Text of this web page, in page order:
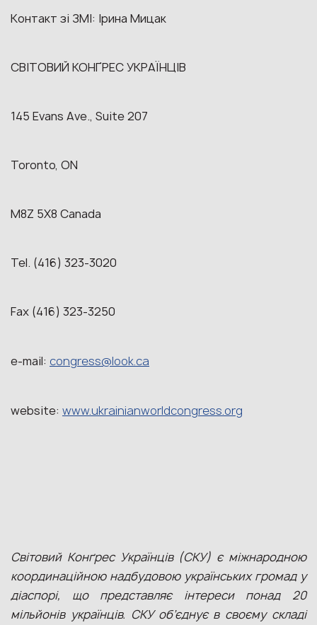
Контакт зі ЗМІ: Ірина Мицак
СВІТОВИЙ КОНҐРЕС УКРАЇНЦІВ
145 Evans Ave., Suite 207
Toronto, ON
M8Z 5X8 Canada
Tel. (416) 323-3020
Fax (416) 323-3250
e-mail: congress@look.ca
website: www.ukrainianworldcongress.org
Світовий Конґрес Українців (СКУ) є міжнародною
координаційною надбудовою українських громад у
діаспорі, що представляє інтереси понад 20
мільйонів українців. СКУ об’єднує в своєму складі